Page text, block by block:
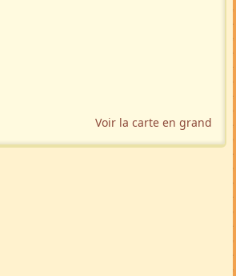
Voir la carte en grand